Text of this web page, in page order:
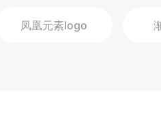
凤凰元素logo